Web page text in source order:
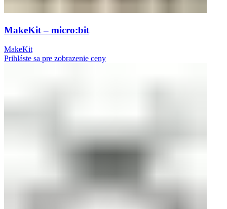
MakeKit – micro:bit
MakeKit
Prihláste sa pre zobrazenie ceny